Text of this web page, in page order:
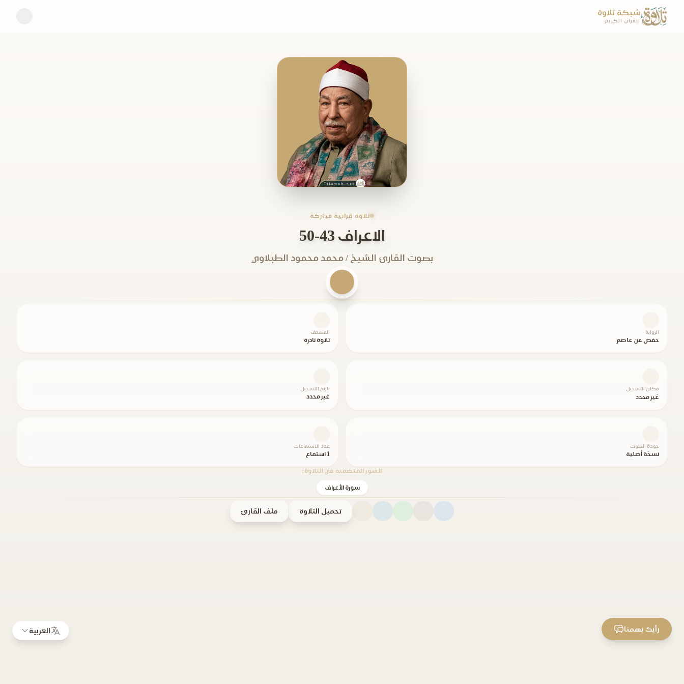
شبكة تلاوة
للقرآن الكريم
تلاوة قرآنية مباركة
الاعراف 43-50
بصوت القارئ الشيخ / محمد محمود الطبلاوي
الرواية
حفص عن عاصم
المصحف
تلاوة نادرة
مكان التسجيل
غير محدد
تاريخ التسجيل
غير محدد
جودة الصوت
نسخة أصلية
عدد الاستماعات
1 استماع
السور المتضمنة في التلاوة:
سورة الأعراف
تحميل التلاوة ملف القارئ
العربية رأيك يهمنا